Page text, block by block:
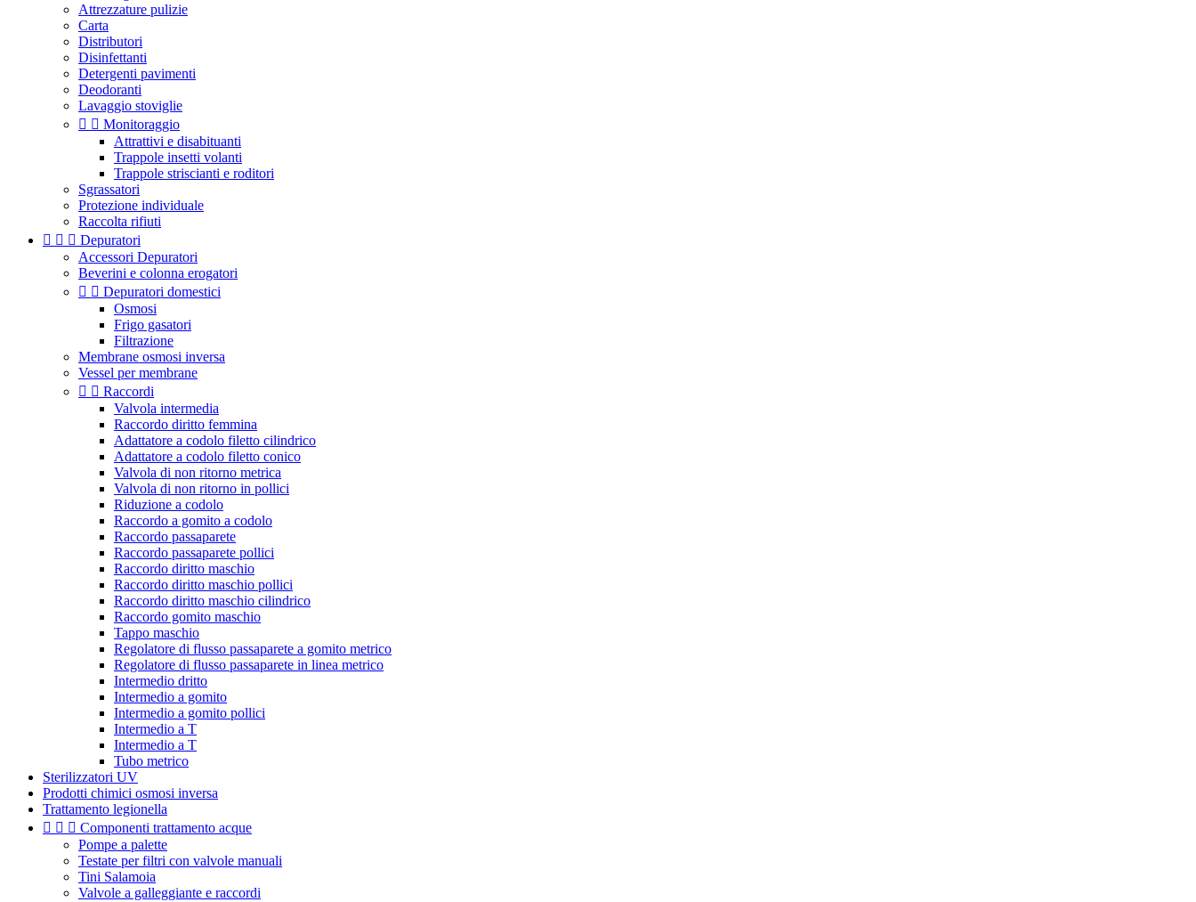
Attrezzature pulizie
Carta
Distributori
Disinfettanti
Detergenti pavimenti
Deodoranti
Lavaggio stoviglie
  Monitoraggio
Attrattivi e disabituanti
Trappole insetti volanti
Trappole striscianti e roditori
Sgrassatori
Protezione individuale
Raccolta rifiuti
   Depuratori
Accessori Depuratori
Beverini e colonna erogatori
  Depuratori domestici
Osmosi
Frigo gasatori
Filtrazione
Membrane osmosi inversa
Vessel per membrane
  Raccordi
Valvola intermedia
Raccordo diritto femmina
Adattatore a codolo filetto cilindrico
Adattatore a codolo filetto conico
Valvola di non ritorno metrica
Valvola di non ritorno in pollici
Riduzione a codolo
Raccordo a gomito a codolo
Raccordo passaparete
Raccordo passaparete pollici
Raccordo diritto maschio
Raccordo diritto maschio pollici
Raccordo diritto maschio cilindrico
Raccordo gomito maschio
Tappo maschio
Regolatore di flusso passaparete a gomito metrico
Regolatore di flusso passaparete in linea metrico
Intermedio dritto
Intermedio a gomito
Intermedio a gomito pollici
Intermedio a T
Intermedio a T
Tubo metrico
Sterilizzatori UV
Prodotti chimici osmosi inversa
Trattamento legionella
   Componenti trattamento acque
Pompe a palette
Testate per filtri con valvole manuali
Tini Salamoia
Valvole a galleggiante e raccordi